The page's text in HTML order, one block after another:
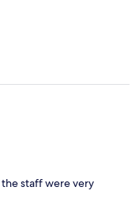
staff were very